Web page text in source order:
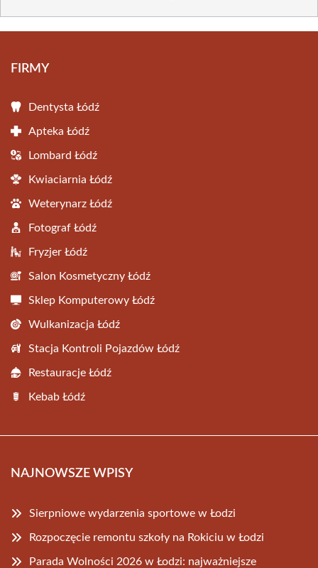
FIRMY
Dentysta Łódź
Apteka Łódź
Lombard Łódź
Kwiaciarnia Łódź
Weterynarz Łódź
Fotograf Łódź
Fryzjer Łódź
Salon Kosmetyczny Łódź
Sklep Komputerowy Łódź
Wulkanizacja Łódź
Stacja Kontroli Pojazdów Łódź
Restauracje Łódź
Kebab Łódź
NAJNOWSZE WPISY
Sierpniowe wydarzenia sportowe w Łodzi
Rozpoczęcie remontu szkoły na Rokiciu w Łodzi
Parada Wolności 2026 w Łodzi: najważniejsze